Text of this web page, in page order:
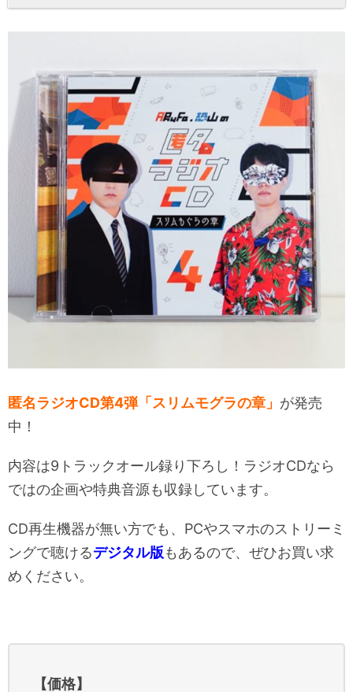
匿名ラジオCD第4弾「スリムモグラの章」 が発売
中！
内容は9トラックオール録り下ろし！ラジオCDなら
ではの企画や特典音源も収録しています。
CD再生機器が無い方でも、PCやスマホのストリーミ
ングで聴けるデジタル版もあるので、ぜひお買い求
めください。
【価格】